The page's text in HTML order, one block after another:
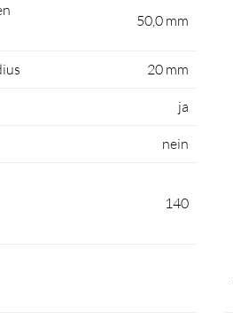
50,0 mm
20 mm
ja
nein
140